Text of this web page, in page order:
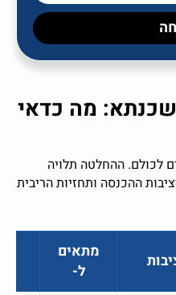
מה כדאי
לכולם. ההחלטה תלויה
ההכנסה ותחזיות הריבית
מתאים
ל-